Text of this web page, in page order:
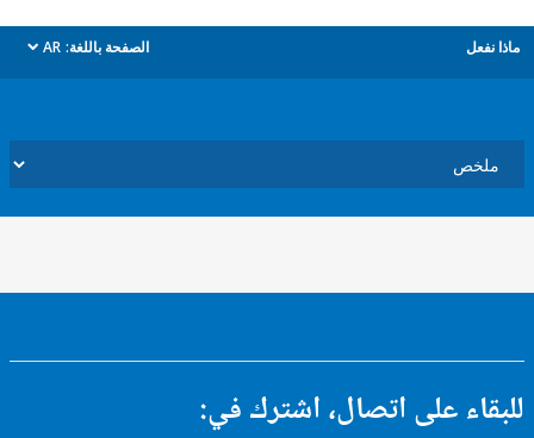
الصفحة باللغة: AR
dropdown
على اتصال، اشترك في: